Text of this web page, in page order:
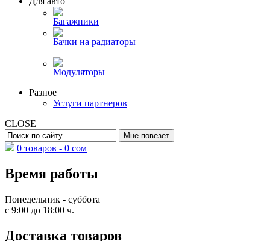
Багажники
Бачки на радиаторы
Модуляторы
Разное
Услуги партнеров
CLOSE
0 товаров - 0 сом
Время работы
Понедельник - суббота
с 9:00 до 18:00 ч.
Доставка товаров